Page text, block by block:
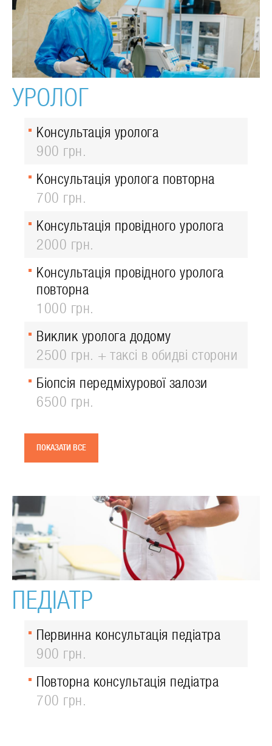
УРОЛОГ
Консультація уролога
900 грн.
Консультація уролога повторна
700 грн.
Консультація провідного уролога
2000 грн.
Консультація провідного уролога
повторна
1000 грн.
Виклик уролога додому
2500 грн. + таксі в обидві сторони
Біопсія передміхурової залози
6500 грн.
ПОКАЗАТИ ВСЕ
ПЕДІАТР
Первинна консультація педіатра
900 грн.
Повторна консультація педіатра
700 грн.